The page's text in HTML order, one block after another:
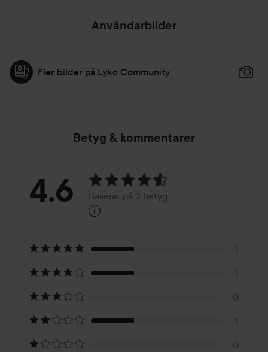
Användarbilder
Fler bilder på Lyko Community
Betyg & kommentarer
Betyg:
Baserat
på
3
betyg
4.6 Baserat på 3 betyg
i
1
1
0
1
0